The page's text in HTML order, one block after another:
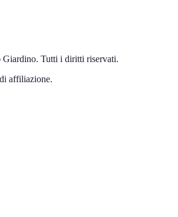
Giardino. Tutti i diritti riservati.
affiliazione.